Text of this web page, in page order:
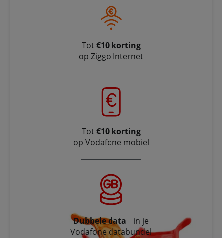
Tot€10 korting
op Ziggo Internet
Tot€10 korting
op Vodafone mobiel
Dubbele data in je
Vodafone databundel